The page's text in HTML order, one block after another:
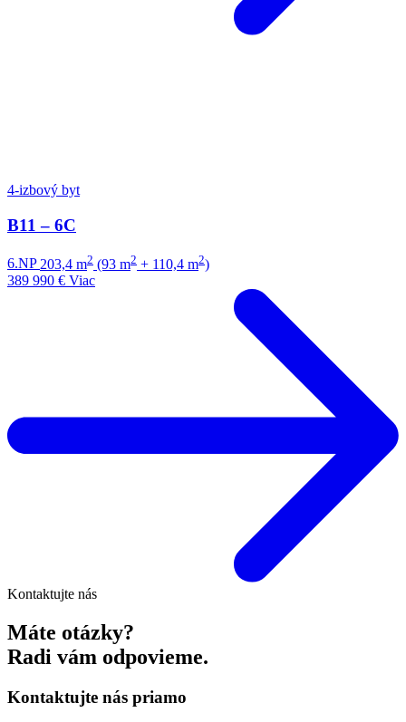
4-izbový byt
B11 – 6C
6.NP 203,4 m2 (93 m2 + 110,4 m2)
389 990 € Viac
Kontaktujte nás
Máte otázky?
Radi vám odpovieme.
Kontaktujte nás priamo